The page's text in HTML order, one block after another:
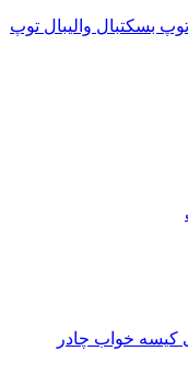
والیبال توپ
خوابچادر